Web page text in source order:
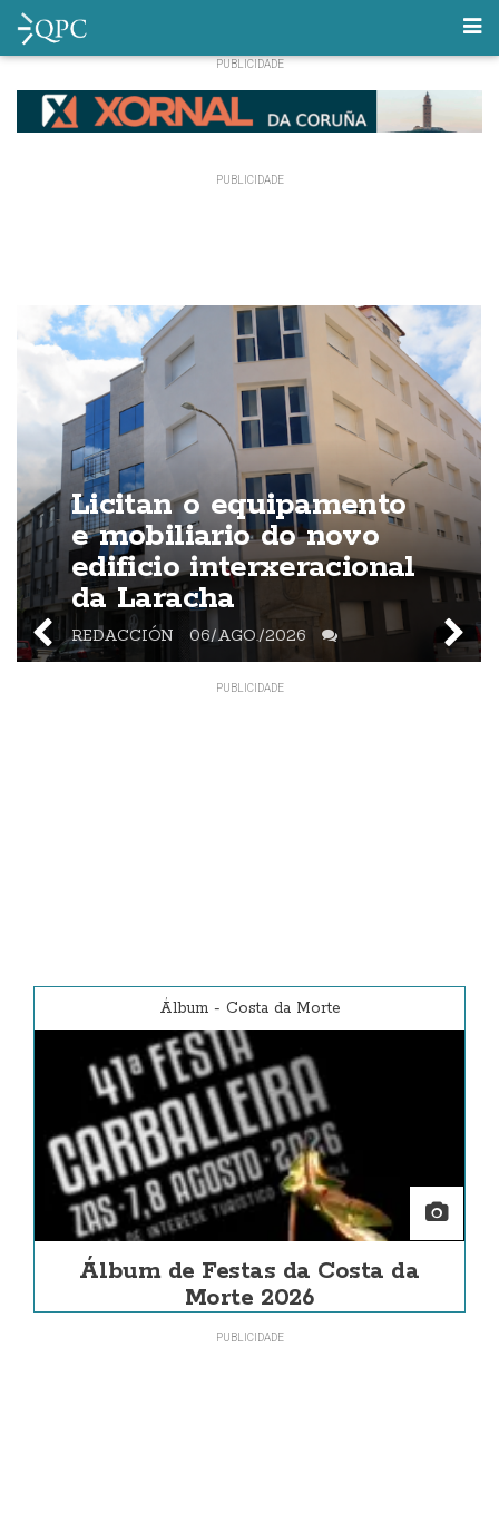
Licitan o equipamento
e mobiliario do novo
edificio interxeracional
da Laracha
REDACCIÓN 06/AGO./2026
Álbum - Costa da Morte
Álbum de Festas da Costa da
Morte 2026